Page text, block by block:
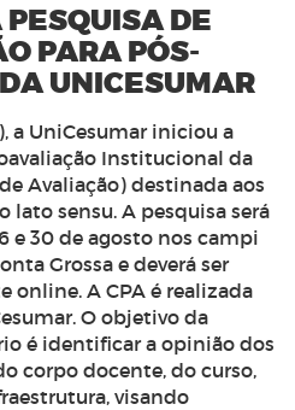
DE
PARA PÓS-
UNICESUMAR
a UniCesumar iniciou a
Institucional da
Avaliação) destinada aos
lato sensu. A pesquisa será
e 30 de agosto nos campi
Grossa e deverá ser
online. A CPA é realizada
O objetivo da
é identificar a opinião dos
corpo docente, do curso,
visando